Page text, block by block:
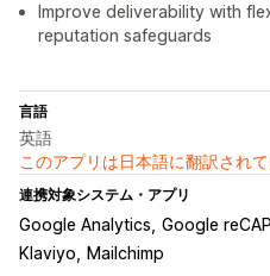
Improve deliverability with
reputation safeguards
言語
英語
このアプリは日本語に翻訳され
連携対象システム・アプリ
Google Analytics Google
Klaviyo
Mailchimp